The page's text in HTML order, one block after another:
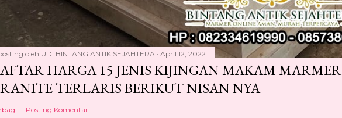
oleh UD. BINTANG ANTIK SEJAHTERA April 12, 2022
HARGA 15 JENIS KIJINGAN MAKAM MARMER
TERLARIS BERIKUT NISAN NYA
Posting Komentar